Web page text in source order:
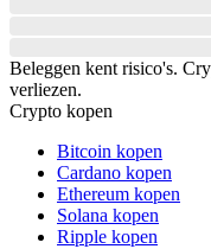
Beleggen kent risico's.
verliezen.
Crypto kopen
Bitcoin kopen
Cardano kopen
Ethereum kopen
Solana kopen
Ripple kopen